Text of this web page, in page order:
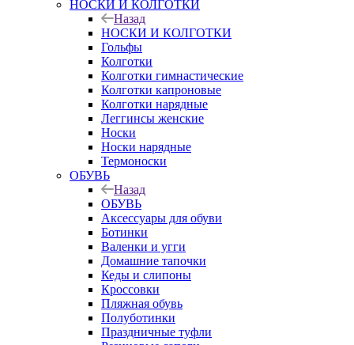
НОСКИ И КОЛГОТКИ
Назад
НОСКИ И КОЛГОТКИ
Гольфы
Колготки
Колготки гимнастические
Колготки капроновые
Колготки нарядные
Леггинсы женские
Носки
Носки нарядные
Термоноски
ОБУВЬ
Назад
ОБУВЬ
Аксессуары для обуви
Ботинки
Валенки и угги
Домашние тапочки
Кеды и слипоны
Кроссовки
Пляжная обувь
Полуботинки
Праздничные туфли